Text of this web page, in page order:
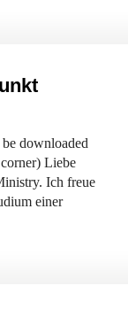
downloaded
Liebe
Ich freue
einer